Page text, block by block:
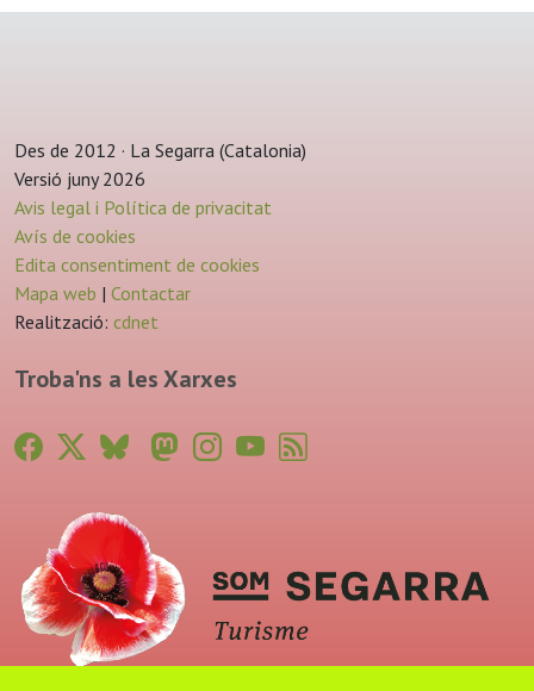
Des de 2012 · La Segarra (Catalonia)
Versió juny 2026
Avis legal i Política de privacitat
Avís de cookies
Edita consentiment de cookies
Mapa web | Contactar
Realització: cdnet
Troba'ns a les Xarxes